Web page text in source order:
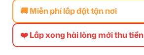
🚚 Miễn phí lắp đặt tận nơi
❤️ Lắp xong hài lòng mới thu tiền